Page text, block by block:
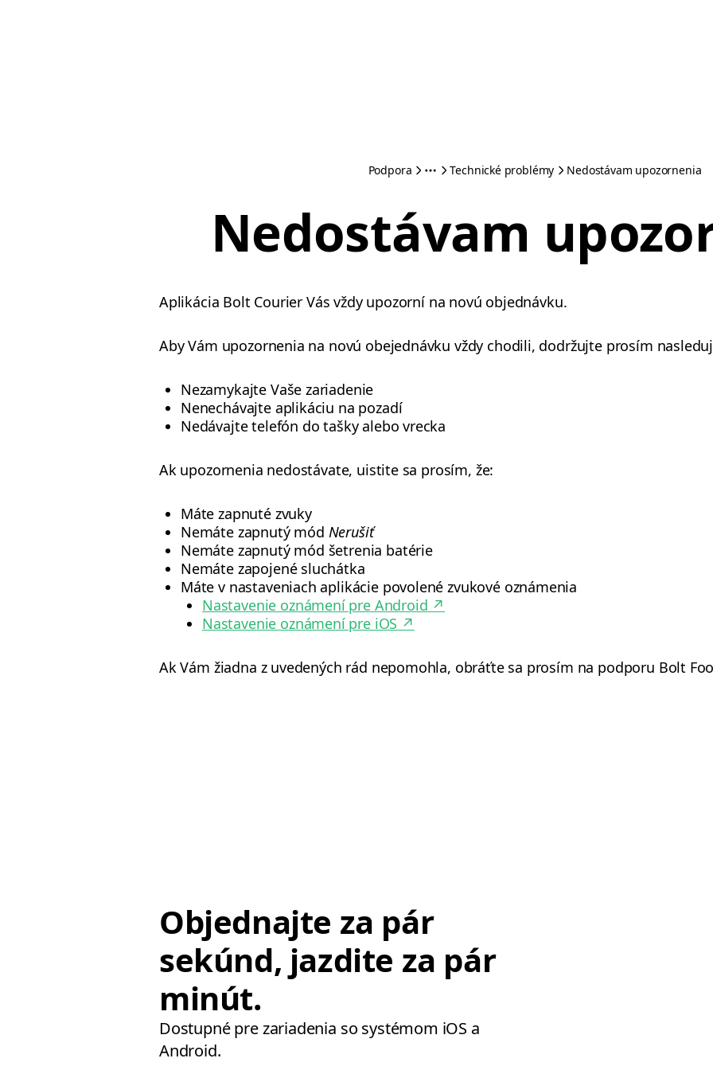
Podpora Technické problémy Nedostávam upozornenia
Nedostávam
Aplikácia Bolt Courier Vás vždy upozorní na novú objednávku.
Aby Vám upozornenia na novú obejednávku vždy chodili, dodržujte prosím
Nezamykajte Vaše zariadenie
Nenechávajte aplikáciu na pozadí
Nedávajte telefón do tašky alebo vrecka
Ak upozornenia nedostávate, uistite sa prosím, že:
Máte zapnuté zvuky
Nemáte zapnutý mód Nerušiť
Nemáte zapnutý mód šetrenia batérie
Nemáte zapojené sluchátka
Máte v nastaveniach aplikácie povolené zvukové oznámenia
Nastavenie oznámení pre Android ↗
Nastavenie oznámení pre iOS ↗
Ak Vám žiadna z uvedených rád nepomohla, obráťte sa prosím na podporu Bolt
Objednajte za pár
sekúnd, jazdite za pár
minút.
Dostupné pre zariadenia so systémom iOS a
Android.